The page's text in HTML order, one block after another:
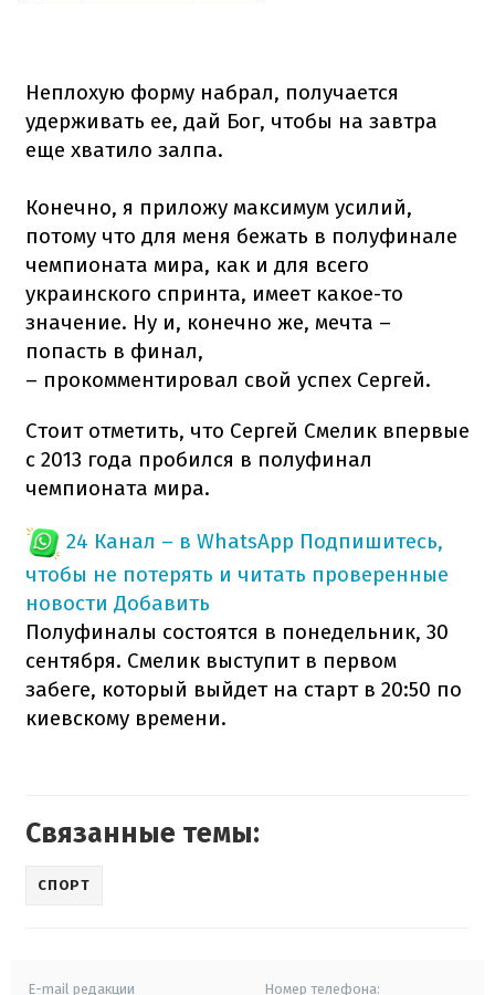
Неплохую форму набрал, получается
удерживать ее, дай Бог, чтобы на завтра
еще хватило залпа.
Конечно, я приложу максимум усилий,
потому что для меня бежать в полуфинале
чемпионата мира, как и для всего
украинского спринта, имеет какое-то
значение. Ну и, конечно же, мечта –
попасть в финал,
– прокомментировал свой успех Сергей.
Стоит отметить, что Сергей Смелик впервые
с 2013 года пробился в полуфинал
чемпионата мира.
24 Канал – в WhatsApp Подпишитесь,
чтобы не потерять и читать проверенные
новости Добавить
Полуфиналы состоятся в понедельник, 30
сентября. Смелик выступит в первом
забеге, который выйдет на старт в 20:50 по
киевскому времени.
Связанные темы:
СПОРТ
E-mail редакции Номер телефона: